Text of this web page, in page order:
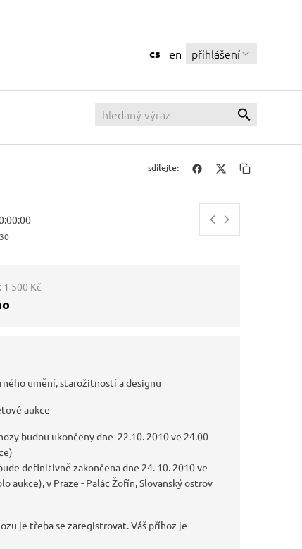
cs en přihlášení
sdílejte:
1 500 Kč
umění, starožitností a designu
aukce
budou ukončeny dne 22.10. 2010 ve 24.00
definitivně zakončena dne 24. 10. 2010 ve
aukce), v Praze - Palác Žofín, Slovanský ostrov
je třeba se zaregistrovat. Váš příhoz je